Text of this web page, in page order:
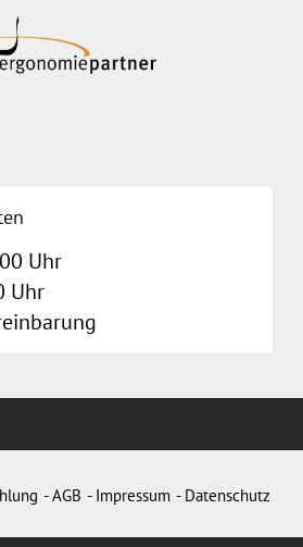
Uhr
Uhr
AGB Impressum Datenschutz